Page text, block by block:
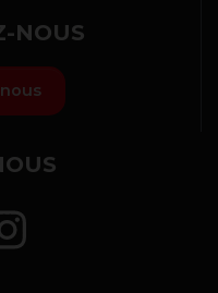
NOUS